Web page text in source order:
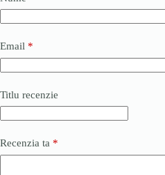
Email *
Titlu recenzie
Recenzia ta *